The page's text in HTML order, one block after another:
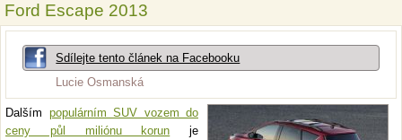
Ford Escape 2013
Sdílejte tento článek na Facebooku
Lucie Osmanská
Dalším populárním SUV vozem do
ceny půl miliónu korun je